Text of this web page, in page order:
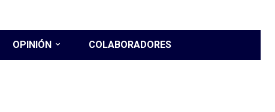
OPINIÓN COLABORADORES